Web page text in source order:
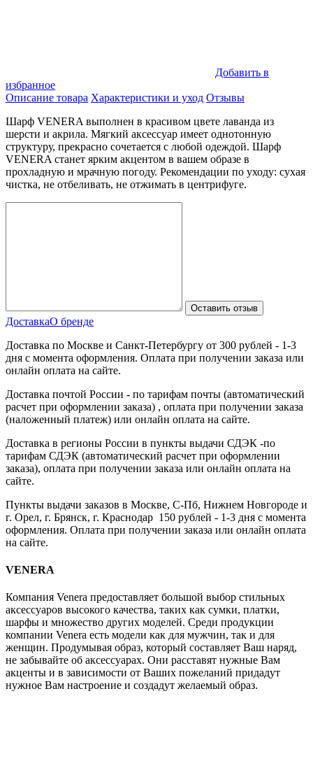
Добавить в
избранное
Описание товара Характеристики и уход Отзывы
Шарф VENERA выполнен в красивом цвете лаванда из
шерсти и акрила. Мягкий аксессуар имеет однотонную
структуру, прекрасно сочетается с любой одеждой. Шарф
VENERA станет ярким акцентом в вашем образе в
прохладную и мрачную погоду. Рекомендации по уходу: сухая
чистка, не отбеливать, не отжимать в центрифуге.
ДоставкаО бренде
Доставка по Москве и Санкт-Петербургу от 300 рублей - 1-3
дня с момента оформления. Оплата при получении заказа или
онлайн оплата на сайте.
Доставка почтой России - по тарифам почты (автоматический
расчет при оформлении заказа) , оплата при получении заказа
(наложенный платеж) или онлайн оплата на сайте.
Доставка в регионы России в пункты выдачи СДЭК -по
тарифам СДЭК (автоматический расчет при оформлении
заказа), оплата при получении заказа или онлайн оплата на
сайте.
Пункты выдачи заказов в Москве, С-Пб, Нижнем Новгороде и
г. Орел, г. Брянск, г. Краснодар 150 рублей - 1-3 дня с момента
оформления. Оплата при получении заказа или онлайн оплата
на сайте.
VENERA
Компания Venera предоставляет большой выбор стильных
аксессуаров высокого качества, таких как сумки, платки,
шарфы и множество других моделей. Среди продукции
компании Venera есть модели как для мужчин, так и для
женщин. Продумывая образ, который составляет Ваш наряд,
не забывайте об аксессуарах. Они расставят нужные Вам
акценты и в зависимости от Ваших пожеланий придадут
нужное Вам настроение и создадут желаемый образ.